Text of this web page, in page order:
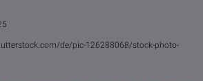
de/pic-126288068/stock-photo-